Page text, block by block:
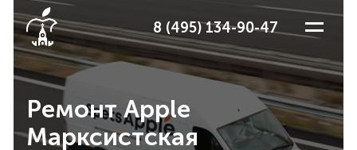
8 (495) 134-90-47
Ремонт Apple
Марксистская